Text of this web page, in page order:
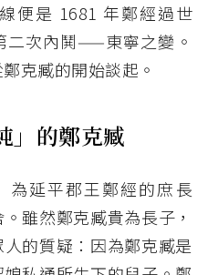
便是 1681 年鄭經過世
二次內鬨——東寧之變。
克臧的開始談起。
」的鄭克臧
為延平郡王鄭經的庶長
雖然鄭克臧貴為長子，
的質疑：因為鄭克臧是